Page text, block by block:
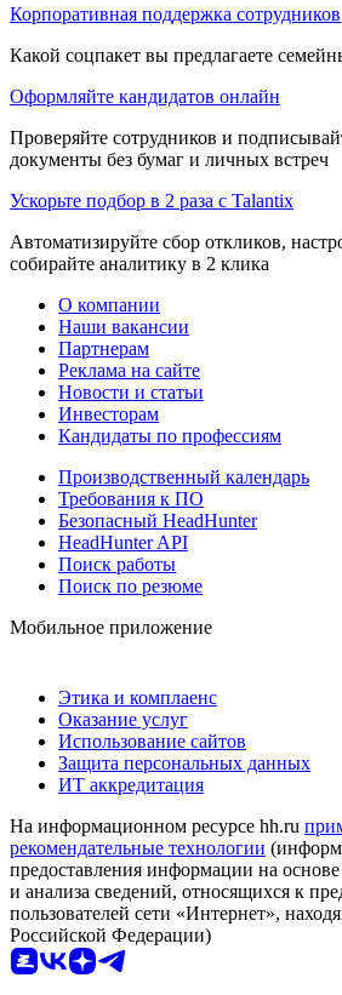
Корпоративная поддержка сотрудников
Какой соцпакет вы предлагаете
Оформляйте кандидатов онлайн
Проверяйте сотрудников и
документы без бумаг и личных встреч
Ускорьте подбор в 2 раза с Talantix
Автоматизируйте сбор откликов,
собирайте аналитику в 2 клика
О компании
Наши вакансии
Партнерам
Реклама на сайте
Новости и статьи
Инвесторам
Кандидаты по профессиям
Производственный календарь
Требования к ПО
Безопасный HeadHunter
HeadHunter API
Поиск работы
Поиск по резюме
Мобильное приложение
Этика и комплаенс
Оказание услуг
Использование сайтов
Защита персональных данных
ИТ аккредитация
На информационном ресурсе hh.ru
рекомендательные технологии
предоставления информации на основе
и анализа сведений, относящихся к
пользователей сети «Интернет»,
Российской Федерации)